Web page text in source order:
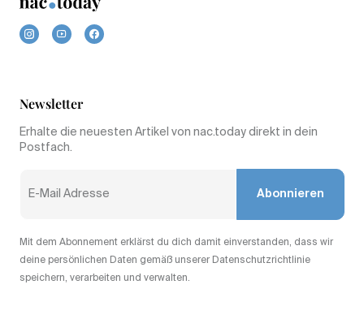
Newsletter
Erhalte die neuesten Artikel von nac.today direkt in dein
Postfach.
Abonnieren
Mit dem Abonnement erklärst du dich damit einverstanden, dass wir
deine persönlichen Daten gemäß unserer Datenschutzrichtlinie
speichern, verarbeiten und verwalten.